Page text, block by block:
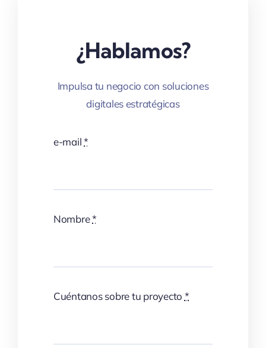
¿Hablamos?
Impulsa tu negocio con soluciones
digitales estratégicas
e-mail*
Nombre*
Cuéntanos sobre tu proyecto *